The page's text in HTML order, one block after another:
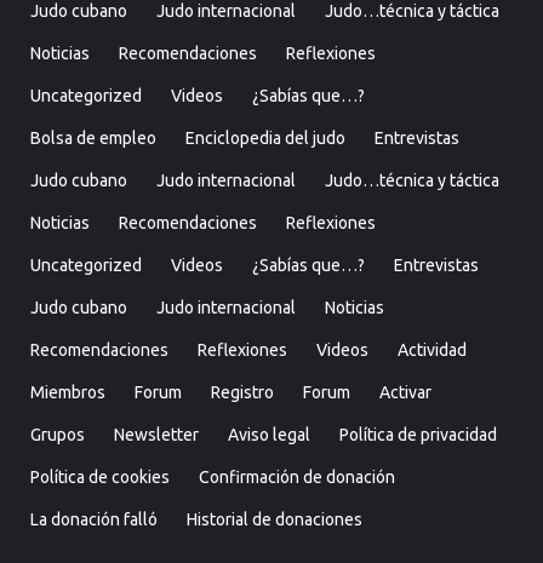
Judo cubano Judo internacional Judo…técnica y táctica
Noticias Recomendaciones Reflexiones
Uncategorized Videos ¿Sabías que…?
Bolsa de empleo Enciclopedia del judo Entrevistas
Judo cubano Judo internacional Judo…técnica y táctica
Noticias Recomendaciones Reflexiones
Uncategorized Videos ¿Sabías que…? Entrevistas
Judo cubano Judo internacional Noticias
Recomendaciones Reflexiones Videos Actividad
Miembros Forum Registro Forum Activar
Grupos Newsletter Aviso legal Política de privacidad
Política de cookies Confirmación de donación
La donación falló Historial de donaciones